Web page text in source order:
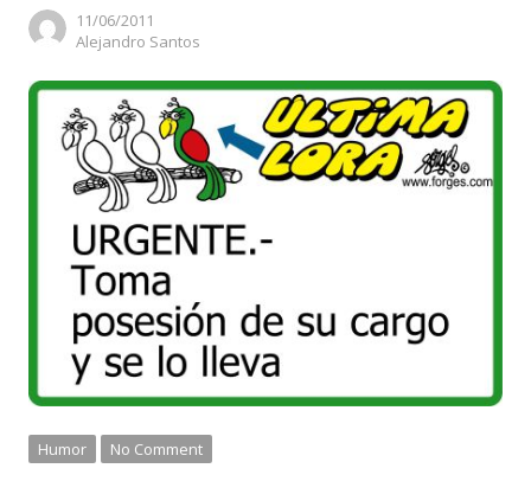
11/06/2011
Author
Alejandro Santos
Humor No Comment